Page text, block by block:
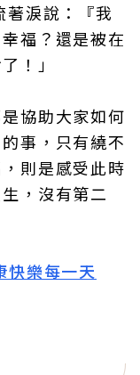
著淚說：『我
福？還是被在
！」
協助大家如何
事，只有繞不
則是感受此時
，沒有第二
快樂每一天